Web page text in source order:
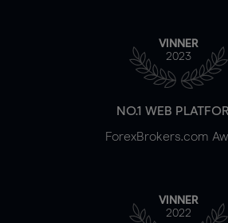
VINNER
2023
NO.1 WEB
ForexBrokers.com
VINNER
2022